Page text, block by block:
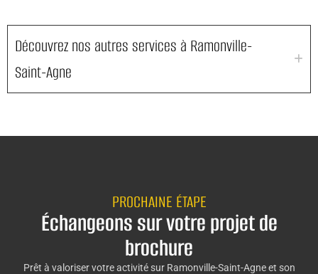
Découvrez nos autres services à Ramonville-
Saint-Agne
PROCHAINE ÉTAPE
Échangeons sur votre projet de
brochure
Prêt à valoriser votre activité sur Ramonville-Saint-Agne et son